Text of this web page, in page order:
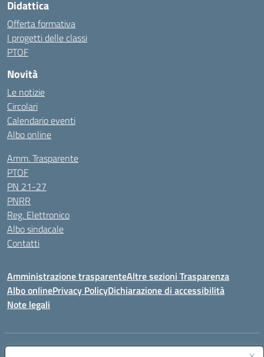
Didattica
Offerta formativa
I progetti delle classi
PTOF
Novità
Le notizie
Circolari
Calendario eventi
Albo online
Amm. Trasparente
PTOF
PN 21-27
PNRR
Reg. Elettronico
Albo sindacale
Contatti
Amministrazione trasparenteAltre sezioni Trasparenza
Albo onlinePrivacy PolicyDichiarazione di accessibilità
Note legali
Indirizzo: